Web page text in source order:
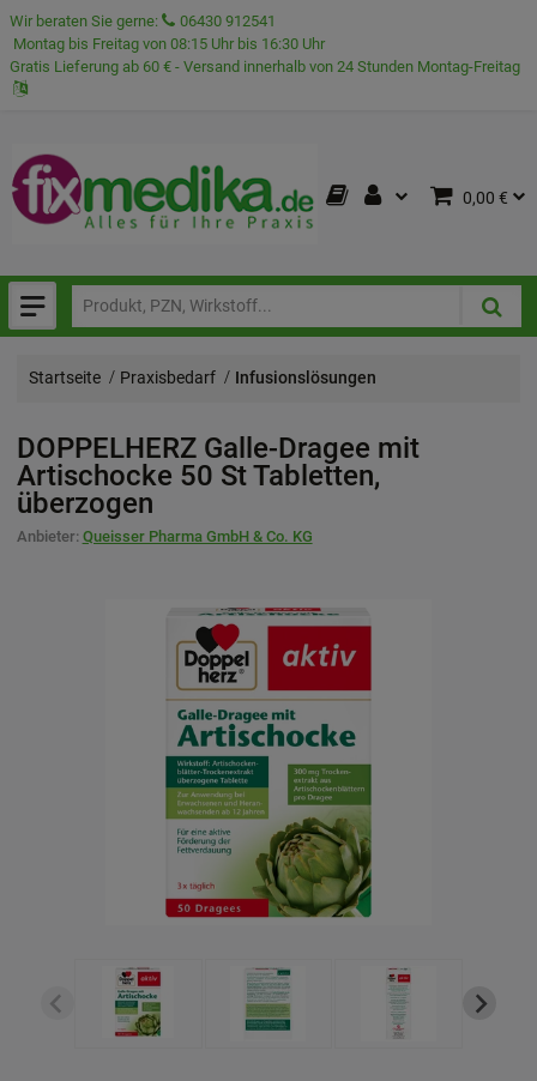
Wir beraten Sie gerne:
06430 912541
Montag bis Freitag von 08:15 Uhr bis 16:30 Uhr
Gratis Lieferung ab 60 € - Versand innerhalb von 24 Stunden Montag-Freitag
0,00 €
Startseite Praxisbedarf Infusionslösungen
DOPPELHERZ Galle-Dragee mit
Artischocke 50 StTabletten,
überzogen
Anbieter: Queisser Pharma GmbH & Co. KG